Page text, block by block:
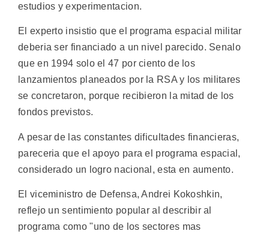
estudios y experimentacion.
El experto insistio que el programa espacial militar
deberia ser financiado a un nivel parecido. Senalo
que en 1994 solo el 47 por ciento de los
lanzamientos planeados por la RSA y los militares
se concretaron, porque recibieron la mitad de los
fondos previstos.
A pesar de las constantes dificultades financieras,
pareceria que el apoyo para el programa espacial,
considerado un logro nacional, esta en aumento.
El viceministro de Defensa, Andrei Kokoshkin,
reflejo un sentimiento popular al describir al
programa como "uno de los sectores mas